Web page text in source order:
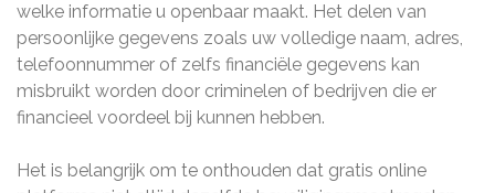
welke informatie u openbaar maakt. Het delen van
persoonlijke gegevens zoals uw volledige naam, adres,
telefoonnummer of zelfs financiële gegevens kan
misbruikt worden door criminelen of bedrijven die er
financieel voordeel bij kunnen hebben.
Het is belangrijk om te onthouden dat gratis online